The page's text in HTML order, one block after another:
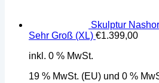
Skulptur
Sehr Groß (XL) €1.399,00
inkl. 0 % MwSt.
19 % MwSt. (EU) und 0 %